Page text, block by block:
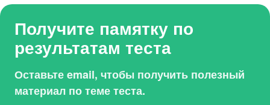
Получите памятку по
результатам теста
Оставьте email, чтобы получить полезный
материал по теме теста.